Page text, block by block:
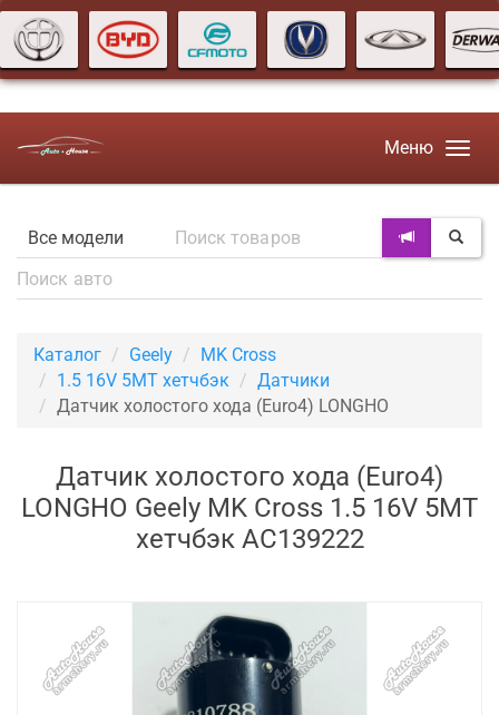
Меню
Каталог Geely
MK Cross
1.5 16V 5MT хетчбэк
Датчики
Датчик холостого хода (Euro4) LONGHO
Датчик холостого хода (Euro4)
LONGHO Geely MK Cross 1.5 16V 5MT
хетчбэк AC139222